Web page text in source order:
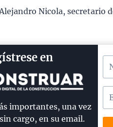
Nicola, secretario
en
importantes, una vez
cargo, en su email.